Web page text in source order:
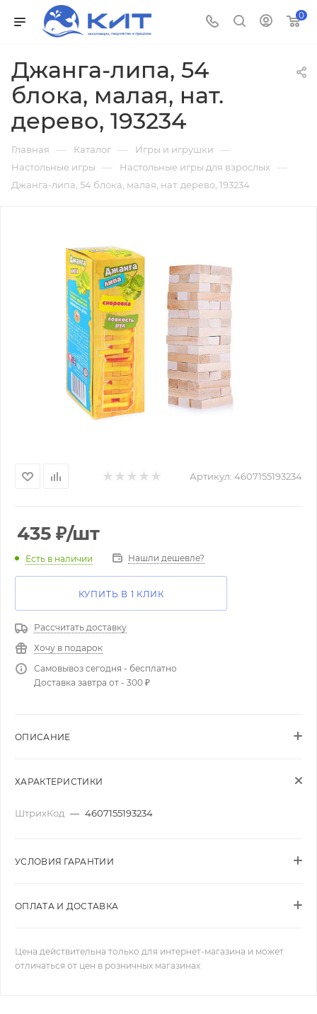
0
Джанга-липа, 54
блока, малая, нат.
дерево, 193234
Главная — Каталог — Игры и игрушки —
Настольные игры — Настольные игры для взрослых —
Джанга-липа, 54 блока, малая, нат. дерево, 193234
Артикул: 4607155193234
435 ₽/шт
Есть в наличии Нашли дешевле?
КУПИТЬ В 1 КЛИК
Рассчитать доставку
Хочу в подарок
Самовывоз сегодня - бесплатно
Доставка завтра от - 300 ₽
ОПИСАНИЕ
ХАРАКТЕРИСТИКИ
ШтрихКод — 4607155193234
УСЛОВИЯ ГАРАНТИИ
ОПЛАТА И ДОСТАВКА
Цена действительна только для интернет-магазина и может
отличаться от цен в розничных магазинах